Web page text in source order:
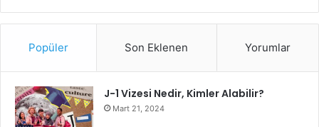
Popüler Son Eklenen Yorumlar
J-1 Vizesi Nedir, Kimler Alabilir?
Mart 21, 2024